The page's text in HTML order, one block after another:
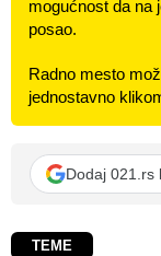
mogućnost da na
posao.
Radno mesto
jednostavno
Dodaj 021.rs
TEME